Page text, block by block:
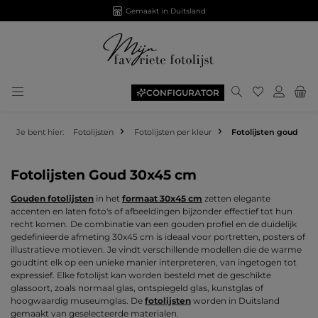
Gemaakt in Duitsland
CONFIGURATOR Je hebt 0
Je bent hier: Fotolijsten Fotolijsten per kleur Fotolijsten goud
Fotolijsten Goud 30x45 cm
Gouden fotolijsten in het formaat 30x45 cm zetten elegante
accenten en laten foto's of afbeeldingen bijzonder effectief tot hun
recht komen. De combinatie van een gouden profiel en de duidelijk
gedefinieerde afmeting 30x45 cm is ideaal voor portretten, posters of
illustratieve motieven. Je vindt verschillende modellen die de warme
goudtint elk op een unieke manier interpreteren, van ingetogen tot
expressief. Elke fotolijst kan worden besteld met de geschikte
glassoort, zoals normaal glas, ontspiegeld glas, kunstglas of
hoogwaardig museumglas. De fotolijsten worden in Duitsland
gemaakt van geselecteerde materialen.